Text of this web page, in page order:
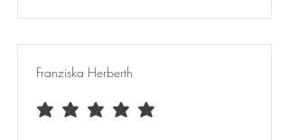
Franziska Herberth
average rating is 5 out of 5